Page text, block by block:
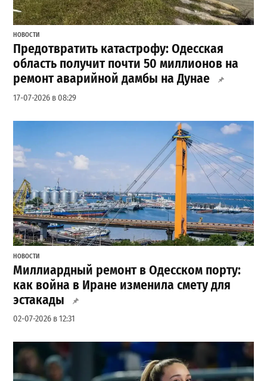
НОВОСТИ
Предотвратить катастрофу: Одесская
область получит почти 50 миллионов на
ремонт аварийной дамбы на Дунае
17-07-2026 в 08:29
НОВОСТИ
Миллиардный ремонт в Одесском порту:
как война в Иране изменила смету для
эстакады
02-07-2026 в 12:31